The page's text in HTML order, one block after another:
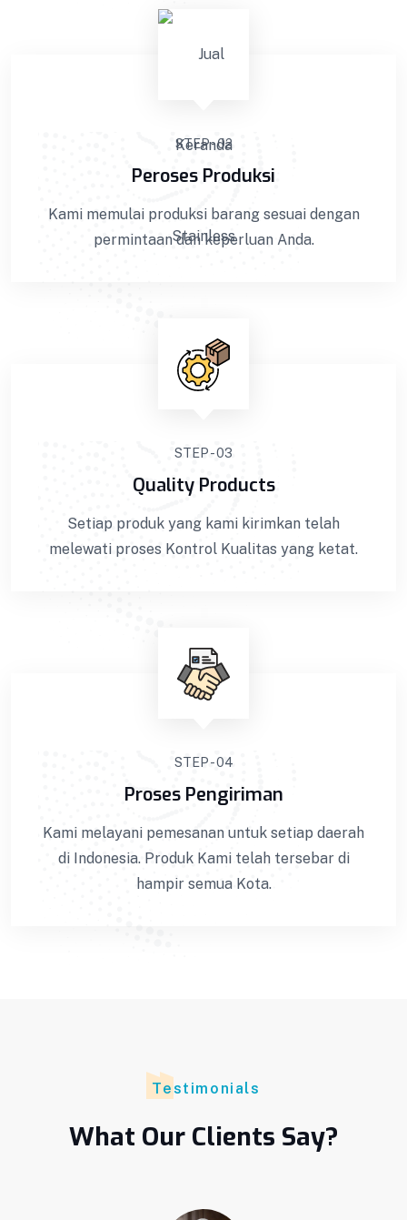
STEP - 02
Peroses Produksi
Kami memulai produksi barang sesuai dengan
permintaan dan keperluan Anda.
STEP - 03
Quality Products
Setiap produk yang kami kirimkan telah
melewati proses Kontrol Kualitas yang ketat.
STEP - 04
Proses Pengiriman
Kami melayani pemesanan untuk setiap daerah
di Indonesia. Produk Kami telah tersebar di
hampir semua Kota.
Testimonials
What Our Clients Say?